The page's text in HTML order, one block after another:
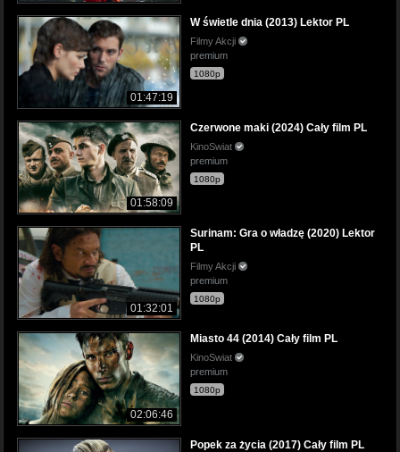
01:47:19
W świetle dnia (2013) Lektor PL
Filmy Akcji
premium
1080p
01:58:09
Czerwone maki (2024) Cały film PL
KinoSwiat
premium
1080p
01:32:01
Surinam: Gra o władzę (2020) Lektor
PL
Filmy Akcji
premium
1080p
02:06:46
Miasto 44 (2014) Cały film PL
KinoSwiat
premium
1080p
Popek za życia (2017) Cały film PL